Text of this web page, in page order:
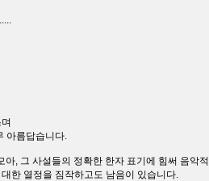
아름답습니다.
, 그 사설들의 정확한 한자 표기에 힘써 음악
한 열정을 짐작하고도 남음이 있습니다.